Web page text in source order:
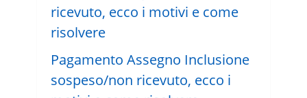
Pagamento Assegno Inclusione
sospeso/non ricevuto, ecco i